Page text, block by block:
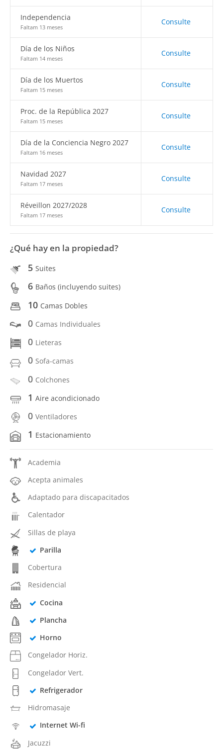
Independencia
Faltam 13 meses
Consulte
Día de los Niños
Faltam 14 meses
Consulte
Día de los Muertos
Faltam 15 meses
Consulte
Proc. de la República 2027
Faltam 15 meses
Consulte
Día de la Conciencia Negro 2027
Faltam 16 meses
Consulte
Navidad 2027
Faltam 17 meses
Consulte
Réveillon 2027/2028
Faltam 17 meses
Consulte
¿Qué hay en la propiedad?
5 Suites
6 Baños (incluyendo suites)
10 Camas Dobles
0 Camas Individuales
0 Lieteras
0 Sofa-camas
0 Colchones
1 Aire acondicionado
0 Ventiladores
1 Estacionamiento
Academia
Acepta animales
Adaptado para discapacitados
Calentador
Sillas de playa
Parilla
Cobertura
Residencial
Cocina
Plancha
Horno
Congelador Horiz.
Congelador Vert.
Refrigerador
Hidromasaje
Internet Wi-fi
Jacuzzi